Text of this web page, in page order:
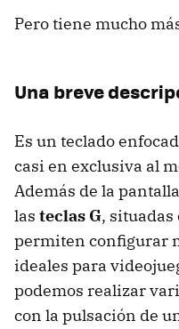
Pero tiene mucho
Una breve
Es un teclado
casi en exclusiva al
Además de la
las teclas G,
permiten configurar
ideales para
podemos realizar
con la pulsación de